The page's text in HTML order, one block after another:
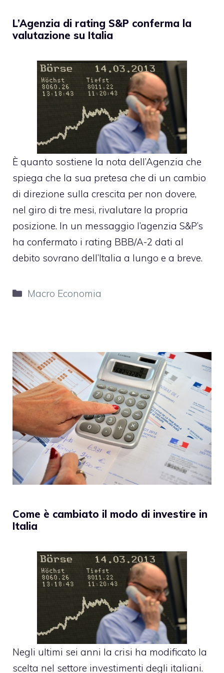
L’Agenzia di rating S&P conferma la
valutazione su Italia
È quanto sostiene la nota dell’Agenzia che
spiega che la sua pretesa che di un cambio
di direzione sulla crescita per non dovere,
nel giro di tre mesi, rivalutare la propria
posizione. In un messaggio l’agenzia S&P’s
ha confermato i rating BBB/A-2 dati al
debito sovrano dell’Italia a lungo e a breve.
Categorie
Macro Economia
Come è cambiato il modo di investire in
Italia
Negli ultimi sei anni la crisi ha modificato la
scelta nel settore investimenti degli italiani.